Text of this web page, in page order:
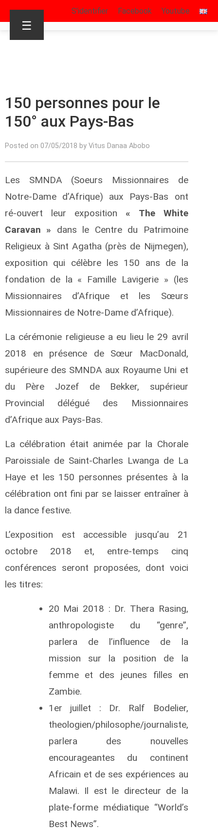
S’identifier Facebook Youtube
☰
150 personnes pour le
150° aux Pays-Bas
Posted on 07/05/2018 by Vitus Danaa Abobo
Les SMNDA (Soeurs Missionnaires de
Notre-Dame d’Afrique) aux Pays-Bas ont
ré-ouvert leur exposition « The White
Caravan » dans le Centre du Patrimoine
Religieux à Sint Agatha (près de Nijmegen),
exposition qui célèbre les 150 ans de la
fondation de la « Famille Lavigerie » (les
Missionnaires d’Afrique et les Sœurs
Missionnaires de Notre-Dame d’Afrique).
La cérémonie religieuse a eu lieu le 29 avril
2018 en présence de Sœur MacDonald,
supérieure des SMNDA aux Royaume Uni et
du Père Jozef de Bekker, supérieur
Provincial délégué des Missionnaires
d’Afrique aux Pays-Bas.
La célébration était animée par la Chorale
Paroissiale de Saint-Charles Lwanga de La
Haye et les 150 personnes présentes à la
célébration ont fini par se laisser entraîner à
la dance festive.
L’exposition est accessible jusqu’au 21
octobre 2018 et, entre-temps cinq
conférences seront proposées, dont voici
les titres:
20 Mai 2018 : Dr. Thera Rasing,
anthropologiste du “genre”,
parlera de l’influence de la
mission sur la position de la
femme et des jeunes filles en
Zambie.
1er juillet : Dr. Ralf Bodelier,
theologien/philosophe/journaliste,
parlera des nouvelles
encourageantes du continent
Africain et de ses expériences au
Malawi. Il est le directeur de la
plate-forme médiatique “World’s
Best News”.